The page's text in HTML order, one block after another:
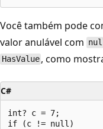
Você também pode
valor anulável com
HasValue , como
C#
int? c = 7;
if (c != null)